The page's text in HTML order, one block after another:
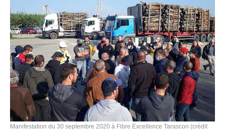
Manifestation du 30 septembre 2020 à Fibre Excellence Tarascon (crédit